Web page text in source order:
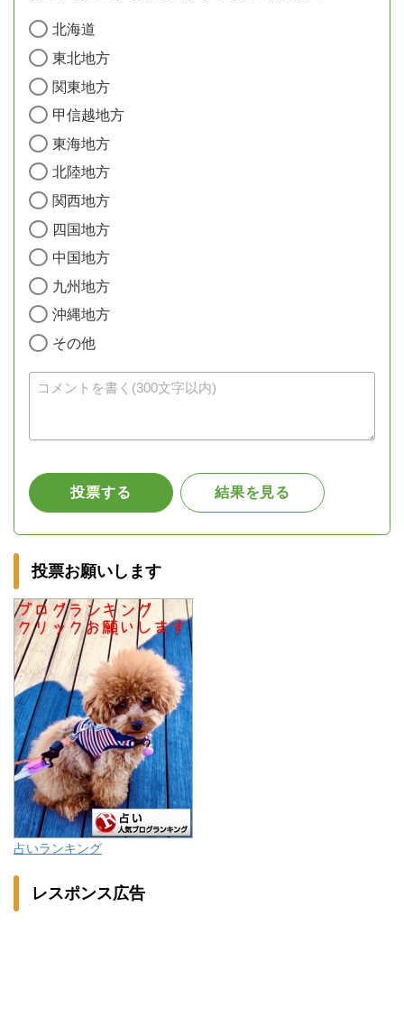
投票お願いします
占いランキング
レスポンス広告